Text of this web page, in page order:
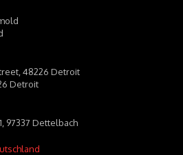
48226 Detroit
Detroit
97337 Dettelbach